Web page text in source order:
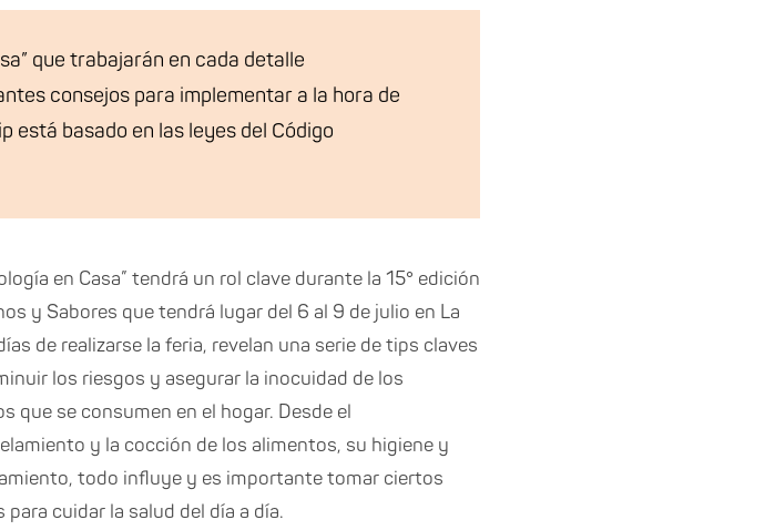
que trabajarán en cada detalle
consejos para implementar a la hora de
está basado en las leyes del Código
en Casa” tendrá un rol clave durante la 15° edición
y Sabores que tendrá lugar del 6 al 9 de julio en La
de realizarse la feria, revelan una serie de tips claves
los riesgos y asegurar la inocuidad de los
que se consumen en el hogar. Desde el
y la cocción de los alimentos, su higiene y
todo influye y es importante tomar ciertos
para cuidar la salud del día a día.